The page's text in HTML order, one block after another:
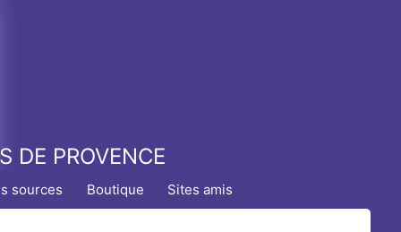
DE PROVENCE
sources Boutique Sites amis